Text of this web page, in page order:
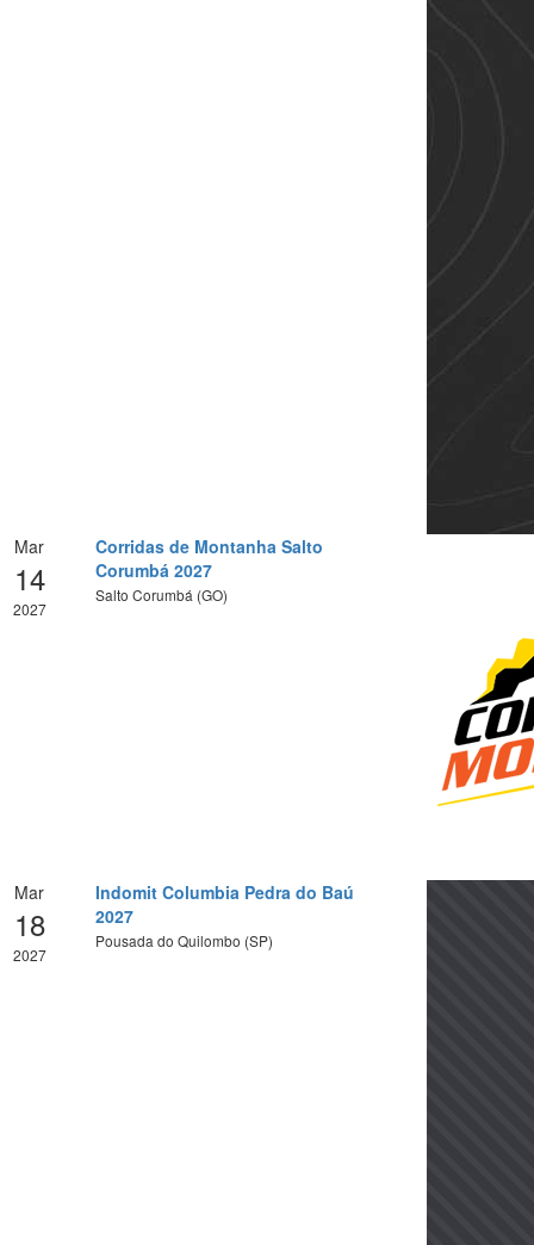
Mar
14
2027
Corridas de Montanha Salto
Corumbá 2027
Salto Corumbá (GO)
Mar
18
2027
Indomit Columbia Pedra do Baú
2027
Pousada do Quilombo (SP)